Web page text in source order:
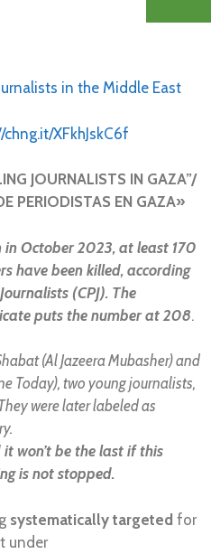
in the Middle East
XFkhJskC6f
JOURNALISTS IN GAZA”/
PERIODISTAS EN GAZA»
in October 2023, at least 170
have been killed, according
(CPJ). The
puts the number at 208.
(Al Jazeera Mubasher) and
Today), two young journalists,
were later labeled as
won’t be the last if this
is not stopped.
systematically targeted for
under